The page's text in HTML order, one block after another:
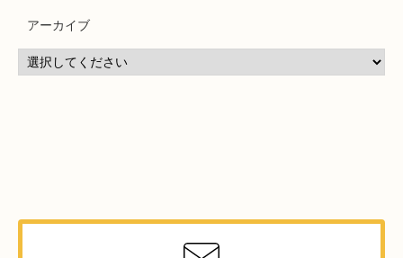
アーカイブ